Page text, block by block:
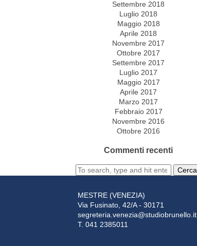
Settembre 2018
Luglio 2018
Maggio 2018
Aprile 2018
Novembre 2017
Ottobre 2017
Settembre 2017
Luglio 2017
Maggio 2017
Aprile 2017
Marzo 2017
Febbraio 2017
Novembre 2016
Ottobre 2016
Commenti recenti
Cerca
MESTRE (VENEZIA)
Via Fusinato, 42/A - 30171
segreteria.venezia@studiobrunello.it
T. 041 2385011